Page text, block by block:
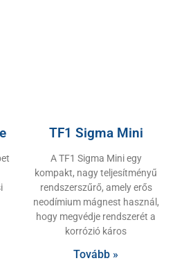
TF1 Sigma Mini
A TF1 Sigma Mini egy
kompakt, nagy teljesítményű
rendszerszűrő, amely erős
neodímium mágnest használ,
hogy megvédje rendszerét a
korrózió káros
Tovább »